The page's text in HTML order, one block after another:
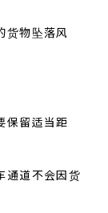
货物坠落风
保留适当距
通道不会因货